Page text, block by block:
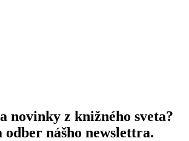
novinky z knižného sveta?
odber nášho newslettra.